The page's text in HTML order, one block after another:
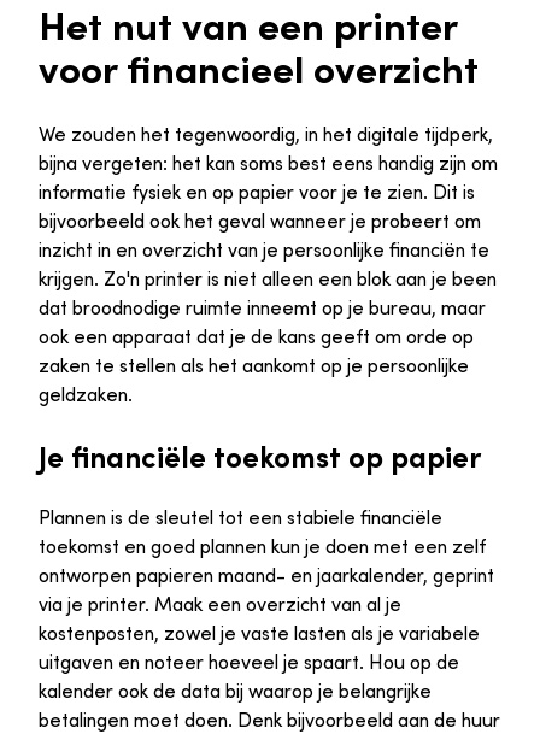
Het nut van een printer
voor financieel overzicht
We zouden het tegenwoordig, in het digitale tijdperk,
bijna vergeten: het kan soms best eens handig zijn om
informatie fysiek en op papier voor je te zien. Dit is
bijvoorbeeld ook het geval wanneer je probeert om
inzicht in en overzicht van je persoonlijke financiën te
krijgen. Zo'n printer is niet alleen een blok aan je been
dat broodnodige ruimte inneemt op je bureau, maar
ook een apparaat dat je de kans geeft om orde op
zaken te stellen als het aankomt op je persoonlijke
geldzaken.
Je financiële toekomst op papier
Plannen is de sleutel tot een stabiele financiële
toekomst en goed plannen kun je doen met een zelf
ontworpen papieren maand- en jaarkalender, geprint
via je printer. Maak een overzicht van al je
kostenposten, zowel je vaste lasten als je variabele
uitgaven en noteer hoeveel je spaart. Hou op de
kalender ook de data bij waarop je belangrijke
betalingen moet doen. Denk bijvoorbeeld aan de huur